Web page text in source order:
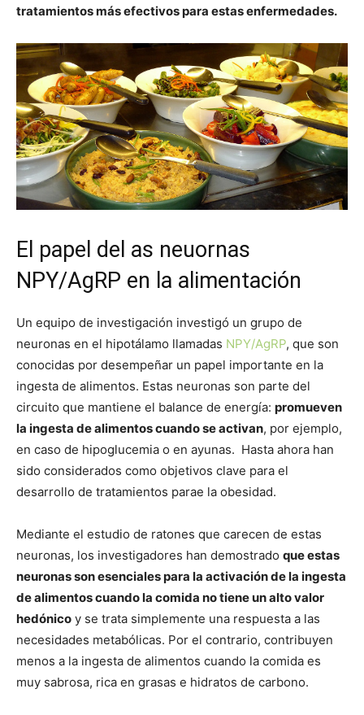
tratamientos más efectivos para estas enfermedades.
El papel del as neuornas
NPY/AgRP en la alimentación
Un equipo de investigación investigó un grupo de
neuronas en el hipotálamo llamadas NPY/AgRP, que son
conocidas por desempeñar un papel importante en la
ingesta de alimentos. Estas neuronas son parte del
circuito que mantiene el balance de energía: promueven
la ingesta de alimentos cuando se activan, por ejemplo,
en caso de hipoglucemia o en ayunas. Hasta ahora han
sido considerados como objetivos clave para el
desarrollo de tratamientos parae la obesidad.
Mediante el estudio de ratones que carecen de estas
neuronas, los investigadores han demostrado que estas
neuronas son esenciales para la activación de la ingesta
de alimentos cuando la comida no tiene un alto valor
hedónico y se trata simplemente una respuesta a las
necesidades metabólicas. Por el contrario, contribuyen
menos a la ingesta de alimentos cuando la comida es
muy sabrosa, rica en grasas e hidratos de carbono.